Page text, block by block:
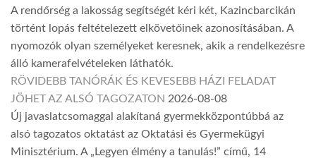
A rendőrség a lakosság segítségét kéri két, Kazincbarcikán
történt lopás feltételezett elkövetőinek azonosításában. A
nyomozók olyan személyeket keresnek, akik a rendelkezésre
álló kamerafelvételeken láthatók.
RÖVIDEBB TANÓRÁK ÉS KEVESEBB HÁZI FELADAT
JÖHET AZ ALSÓ TAGOZATON 2026-08-08
Új javaslatcsomaggal alakítaná gyermekközpontúbbá az
alsó tagozatos oktatást az Oktatási és Gyermekügyi
Minisztérium. A „Legyen élmény a tanulás!” című, 14